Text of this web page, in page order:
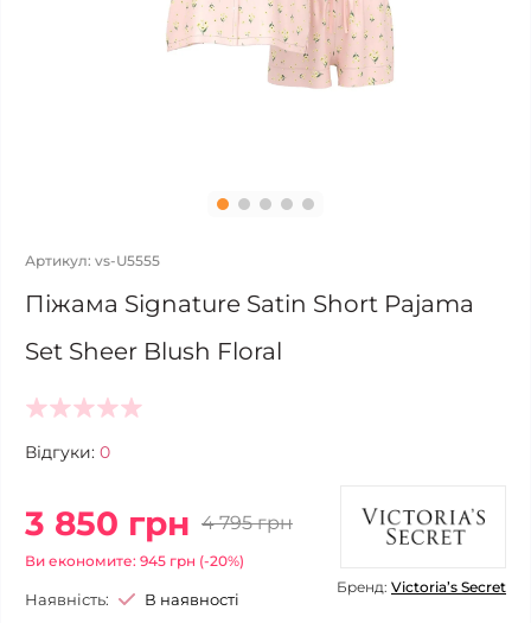
Артикул: vs-U5555
Піжама Signature Satin Short Pajama
Set Sheer Blush Floral
Відгуки: 0
3 850 грн 4 795 грн
Ви економите: 945 грн (-20%)
Наявність: В наявності
Бренд: Victoria’s Secret